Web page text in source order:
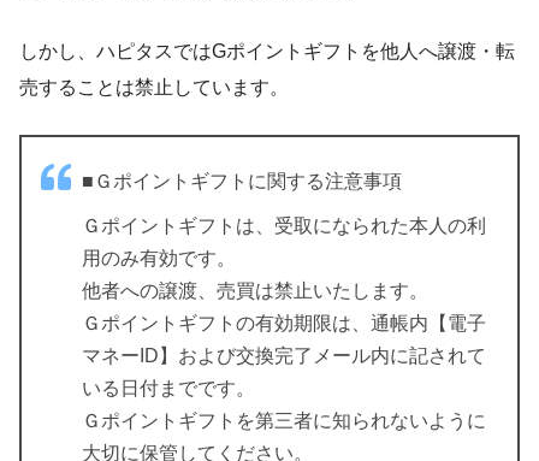
しかし、ハピタスではGポイントギフトを他人へ譲渡・転
売することは禁止しています。
■Ｇポイントギフトに関する注意事項
Ｇポイントギフトは、受取になられた本人の利
用のみ有効です。
他者への譲渡、売買は禁止いたします。
Ｇポイントギフトの有効期限は、通帳内【電子
マネーID】および交換完了メール内に記されて
いる日付までです。
Ｇポイントギフトを第三者に知られないように
大切に保管してください。